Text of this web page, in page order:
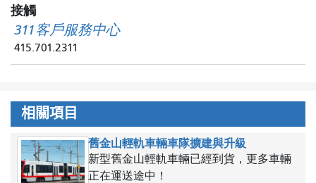
接觸
311客戶服務中心
415.701.2311
相關項目
舊金山輕軌車輛車隊擴建與升級
新型舊金山輕軌車輛已經到貨，更多車輛
正在運送途中！